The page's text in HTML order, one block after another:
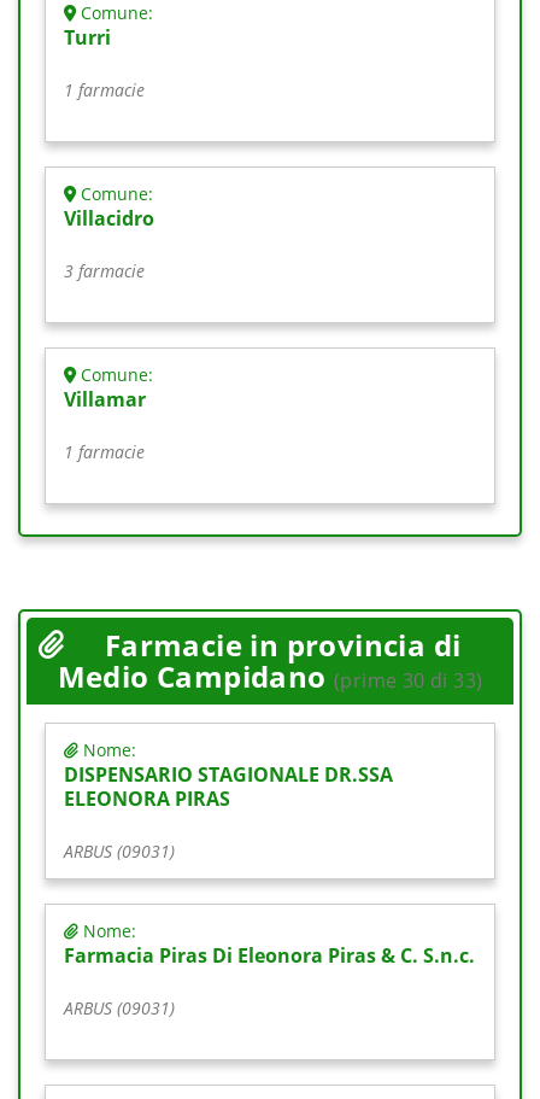
Comune:
Turri
1 farmacie
Comune:
Villacidro
3 farmacie
Comune:
Villamar
1 farmacie
Farmacie in provincia di
Medio Campidano (prime 30 di 33)
Nome:
DISPENSARIO STAGIONALE DR.SSA
ELEONORA PIRAS
ARBUS (09031)
Nome:
Farmacia Piras Di Eleonora Piras & C. S.n.c.
ARBUS (09031)